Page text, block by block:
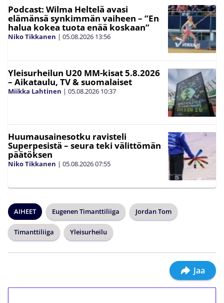
Podcast: Wilma Heltelä avasi
elämänsä synkimmän vaiheen – ”En
halua kokea tuota enää koskaan”
Niko Tikkanen | 05.08.2026 13:56
Yleisurheilun U20 MM-kisat 5.8.2026
– Aikataulu, TV & suomalaiset
Miikka Lahtinen | 05.08.2026 10:37
Huumausainesotku ravisteli
Superpesistä – seura teki välittömän
päätöksen
Niko Tikkanen | 05.08.202607:55
AIHEET Eugenen Timanttiliiga Jordan Tom
Timanttiliiga Yleisurheilu
Jaa